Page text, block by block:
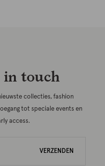
in touch
collecties, fashion
tot speciale events en
access.
VERZENDEN